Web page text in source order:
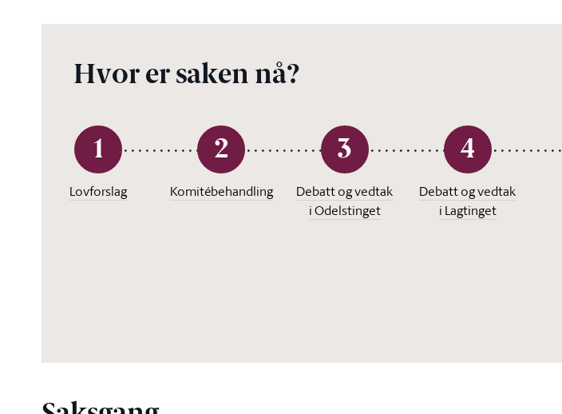
Hvor er saken nå?
1
Lovforslag
2
Komitébehandling
3
Debatt og vedtak
i Odelstinget
4
Debatt og vedtak
i Lagtinget